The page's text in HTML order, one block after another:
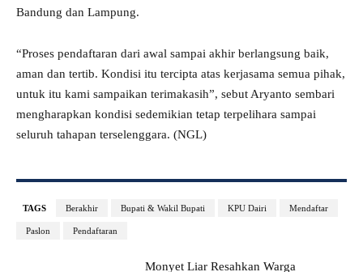
Bandung dan Lampung.
“Proses pendaftaran dari awal sampai akhir berlangsung baik,
aman dan tertib. Kondisi itu tercipta atas kerjasama semua pihak,
untuk itu kami sampaikan terimakasih”, sebut Aryanto sembari
mengharapkan kondisi sedemikian tetap terpelihara sampai
seluruh tahapan terselenggara. (NGL)
TAGS Berakhir Bupati & Wakil Bupati KPU Dairi Mendaftar
Paslon Pendaftaran
Monyet Liar Resahkan Warga